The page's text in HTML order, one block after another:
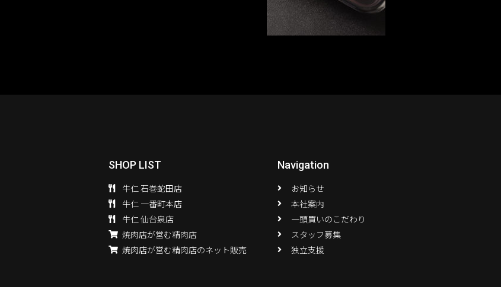
SHOP LIST
牛仁 石巻蛇田店
牛仁 一番町本店
牛仁 仙台泉店
焼肉店が営む精肉店
焼肉店が営む精肉店のネット販売
Navigation
お知らせ
本社案内
一頭買いのこだわり
スタッフ募集
独立支援